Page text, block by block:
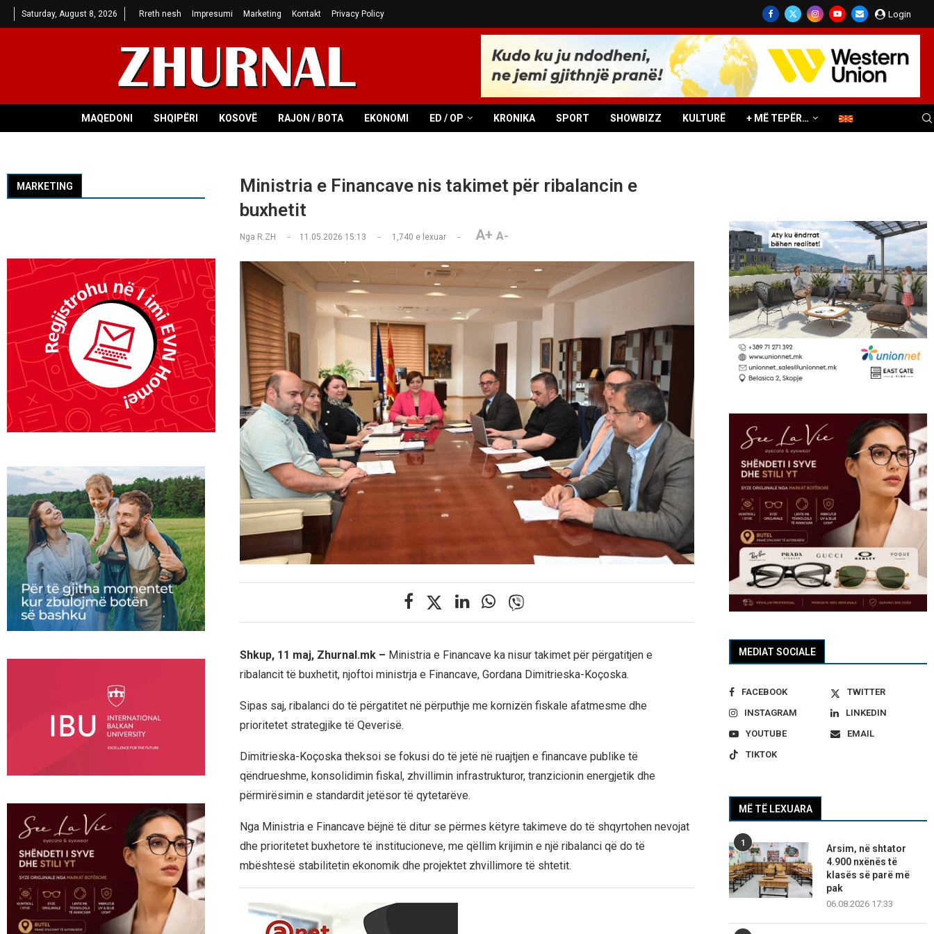
Saturday, August 8, 2026 Rreth nesh Impresumi Marketing Kontakt Privacy Policy Login
MAQEDONI SHQIPËRI KOSOVË RAJON / BOTA EKONOMI ED / OP KRONIKA SPORT SHOWBIZZ KULTURË + MË TEPËR…
Ministria e Financave nis takimet për ribalancin e
buxhetit
Nga R.ZH 11.05.2026 15:13 1,740 e lexuar A+ A-
Shkup, 11 maj, Zhurnal.mk – Ministria e Financave ka nisur takimet për përgatitjen e
ribalancit të buxhetit, njoftoi ministrja e Financave, Gordana Dimitrieska-Koçoska.
Sipas saj, ribalanci do të përgatitet në përputhje me kornizën fiskale afatmesme dhe
prioritetet strategjike të Qeverisë.
Dimitrieska-Koçoska theksoi se fokusi do të jetë në ruajtjen e financave publike të
qëndrueshme, konsolidimin fiskal, zhvillimin infrastrukturor, tranzicionin energjetik dhe
përmirësimin e standardit jetësor të qytetarëve.
Nga Ministria e Financave bëjnë të ditur se përmes këtyre takimeve do të shqyrtohen nevojat
dhe prioritetet buxhetore të institucioneve, me qëllim krijimin e një ribalanci që do të
mbështesë stabilitetin ekonomik dhe projektet zhvillimore të shtetit.
MEDIAT SOCIALE
FACEBOOK
TWITTER
INSTAGRAM
LINKEDIN
YOUTUBE
EMAIL
TIKTOK
MË TË LEXUARA
1
Arsim, në shtator
4.900 nxënës të
klasës së parë më
pak
06.08.2026 17:33
MARKETING